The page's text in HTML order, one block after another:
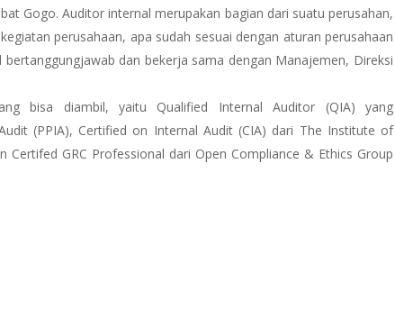
Gogo. Auditor internal merupakan bagian dari suatu perusahan,
perusahaan, apa sudah sesuai dengan aturan perusahaan
dan bekerja sama dengan Manajemen, Direksi
bisa diambil, yaitu Qualified Internal Auditor (QIA) yang
(PPIA), Certified on Internal Audit (CIA) dari The Institute of
Certifed GRC Professional dari Open Compliance & Ethics Group